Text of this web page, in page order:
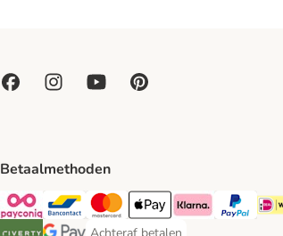
Betaalmethoden
Payconiq Payment Method
Bancontact Payment Method
Mastercard Payment Method
Apple Pay Payment Method
Klarna Payment
PayPal